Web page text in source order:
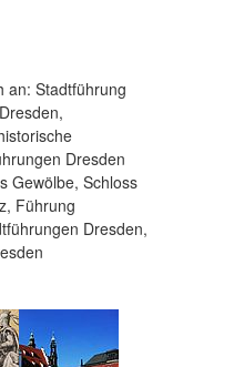
an: Stadtführung
Dresden
Gewölbe, Schloss
Führung
Dresden,